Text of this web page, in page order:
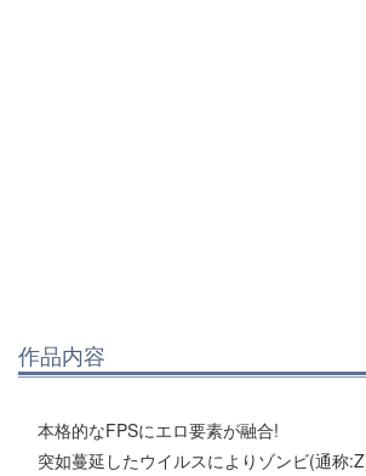
作品内容
本格的なFPSにエロ要素が融合!
突如蔓延したウイルスによりゾンビ(通称